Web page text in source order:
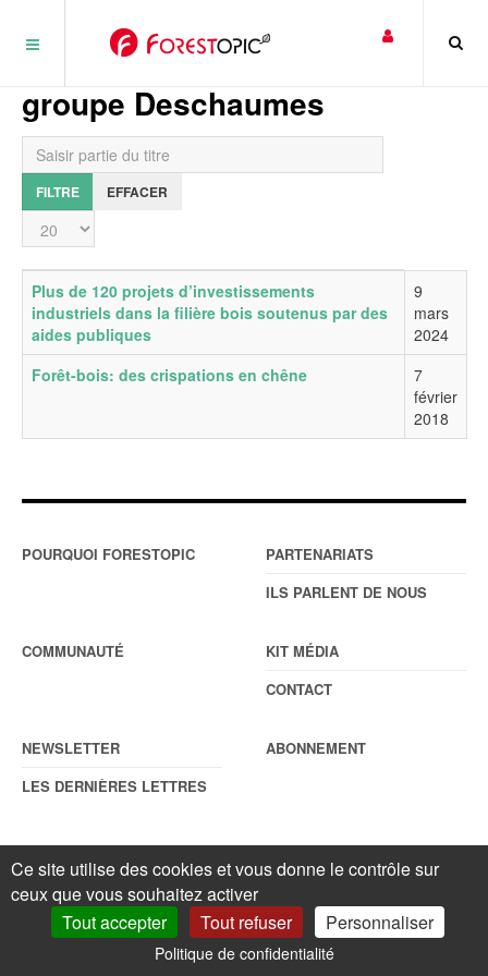
groupe Deschaumes
Saisir partie du titre
FILTRE EFFACER
Affichage #
Titre Date de publication
Plus de 120 projets d’investissements
industriels dans la filière bois soutenus par des
aides publiques
9
mars
2024
Forêt-bois: des crispations en chêne
7
février
2018
POURQUOI FORESTOPIC
PARTENARIATS
ILS PARLENT DE NOUS
COMMUNAUTÉ
KIT MÉDIA
CONTACT
NEWSLETTER
LES DERNIÈRES LETTRES
ABONNEMENT
© ForestopicMentions légales. Reproduction interdite sans autorisation
écrite préalable.Gestionnaire de cookies
Ce site utilise des cookies et vous donne le contrôle sur
ceux que vous souhaitez activer
Tout accepter
Tout refuser Personnaliser
Politique de confidentialité